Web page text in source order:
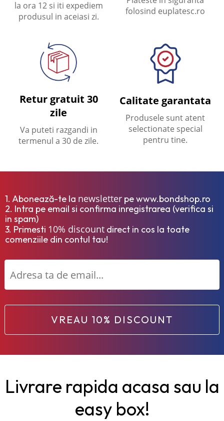
la ora 12 si iti expediem
produsul in aceiasi zi.
folosind euplatesc.ro
Retur gratuit 30
zile
Va puteti razgandi in
termenul a 30 de zile.
Calitate garantata
Produsele sunt atent
selectionate special
pentru tine.
1. Abonează-te la newsletter pe www.bondshop.ro
2. Intra pe email si confirma inregistrarea (verifica si
in spam)
3. Primesti 10% discount direct in cos la toate
comenziile din contul tau!
VREAU 10% DISCOUNT
Livrare rapida acasa sau la
easy box!